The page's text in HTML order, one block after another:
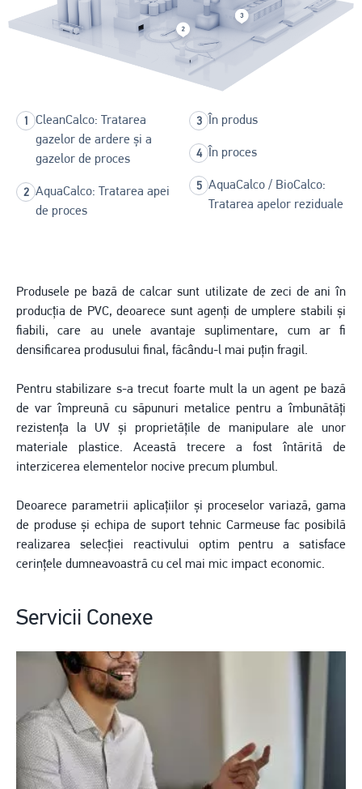
CleanCalco: Tratarea
gazelor de ardere și a
gazelor de proces
AquaCalco: Tratarea apei
de proces
În produs
În proces
AquaCalco / BioCalco:
Tratarea apelor reziduale
Produsele pe bază de calcar sunt utilizate de zeci de ani în
producția de PVC, deoarece sunt agenți de umplere stabili și
fiabili, care au unele avantaje suplimentare, cum ar fi
densificarea produsului final, făcându-l mai puțin fragil.
Pentru stabilizare s-a trecut foarte mult la un agent pe bază
de var împreună cu săpunuri metalice pentru a îmbunătăți
rezistența la UV și proprietățile de manipulare ale unor
materiale plastice. Această trecere a fost întărită de
interzicerea elementelor nocive precum plumbul.
Deoarece parametrii aplicațiilor și proceselor variază, gama
de produse și echipa de suport tehnic Carmeuse fac posibilă
realizarea selecției reactivului optim pentru a satisface
cerințele dumneavoastră cu cel mai mic impact economic.
Servicii Conexe